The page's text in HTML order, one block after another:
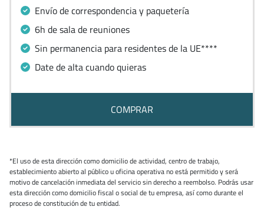
Envío de correspondencia y paquetería
6h de sala de reuniones
Sin permanencia para residentes de la UE****
Date de alta cuando quieras
COMPRAR
*El uso de esta dirección como domicilio de actividad, centro de trabajo,
establecimiento abierto al público u oficina operativa no está permitido y será
motivo de cancelación inmediata del servicio sin derecho a reembolso. Podrás usar
esta dirección como domicilio fiscal o social de tu empresa, así como durante el
proceso de constitución de tu entidad.